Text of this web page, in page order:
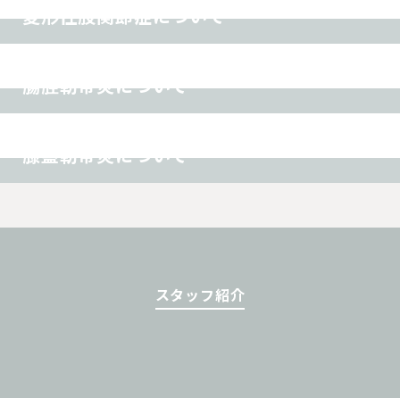
変形性股関節症について
腸脛靭帯炎について
膝蓋靭帯炎について
スタッフ紹介